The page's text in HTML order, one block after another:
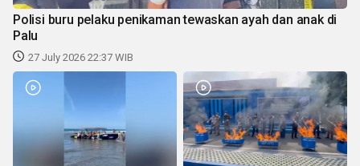
Polisi buru pelaku penikaman tewaskan ayah dan anak di
Palu
27 July 2026 22:37 WIB